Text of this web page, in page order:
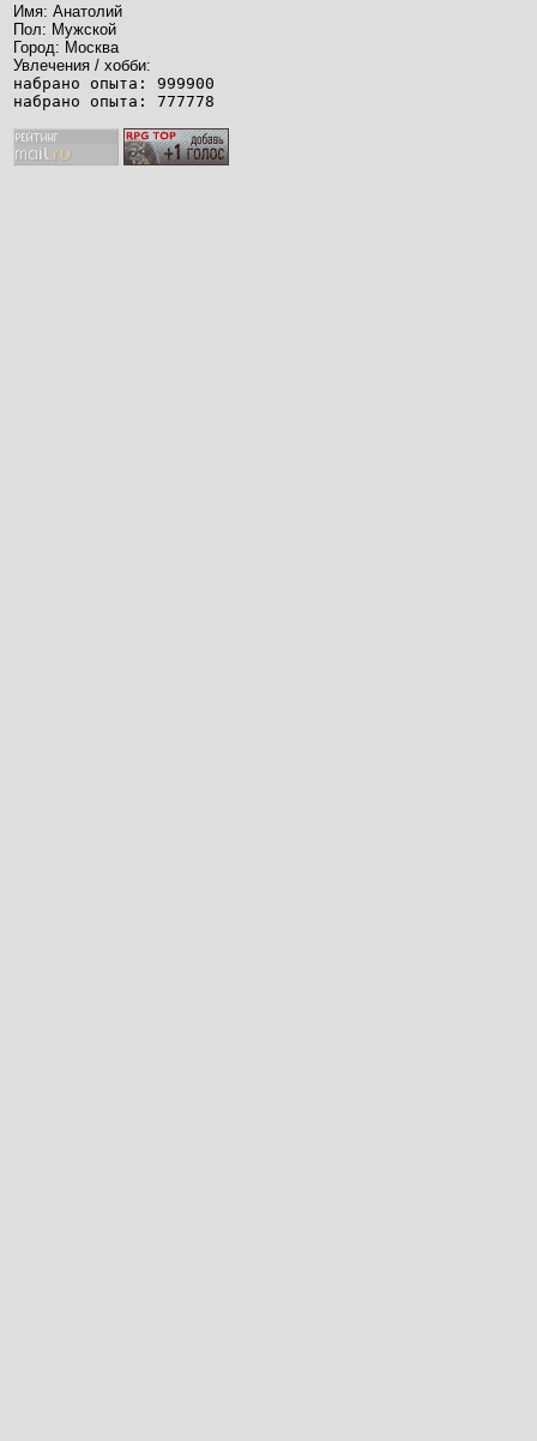
Имя: Анатолий
Пол: Мужской
Город: Москва
Увлечения / хобби:
набрано опыта: 999900
набрано опыта: 777778